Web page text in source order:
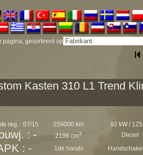
pagina, gesorteerd op
Kasten 310 L1 Trend
reg. : 07/15 259000 km 92 kW /
: - 2198 cm3 Diesel
: - 1de hands